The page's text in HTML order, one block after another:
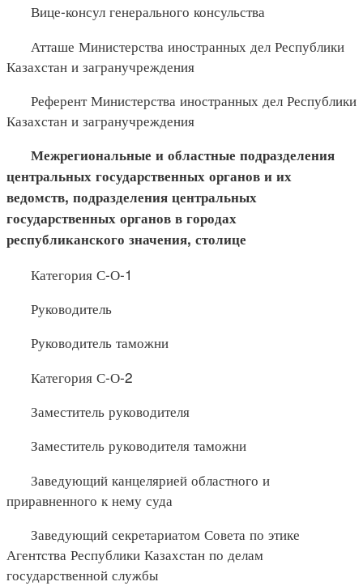
Вице-консул генерального консульства
Атташе Министерства иностранных дел Республики
Казахстан и загранучреждения
Референт Министерства иностранных дел Республики
Казахстан и загранучреждения
Межрегиональные и областные подразделения
центральных государственных органов и их
ведомств, подразделения центральных
государственных органов в городах
республиканского значения, столице
Категория С-О-1
Руководитель
Руководитель таможни
Категория С-О-2
Заместитель руководителя
Заместитель руководителя таможни
Заведующий канцелярией областного и
приравненного к нему суда
Заведующий секретариатом Совета по этике
Агентства Республики Казахстан по делам
государственной службы